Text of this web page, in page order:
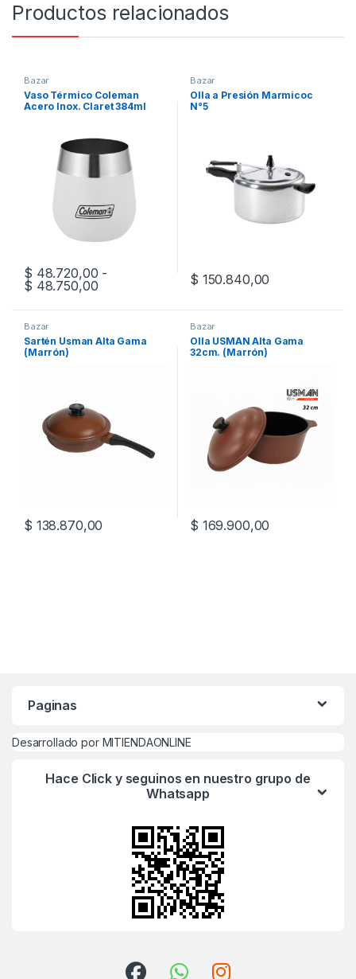
Productos relacionados
Bazar
Vaso Térmico Coleman
Acero Inox. Claret 384ml
$ 48.720,00 -
$ 48.750,00Rango de precios: desde $ 48.720,00
Este producto tiene múltiples variantes. Las opciones se
Bazar
Olla a Presión Marmicoc
N°5
$ 150.840,00
Bazar
Sartén Usman Alta Gama
(Marrón)
$ 138.870,00
Bazar
Olla USMAN Alta Gama
32cm. (Marrón)
$ 169.900,00
Paginas
Desarrollado por MITIENDAONLINE
Hace Click y seguinos en nuestro grupo de
Whatsapp